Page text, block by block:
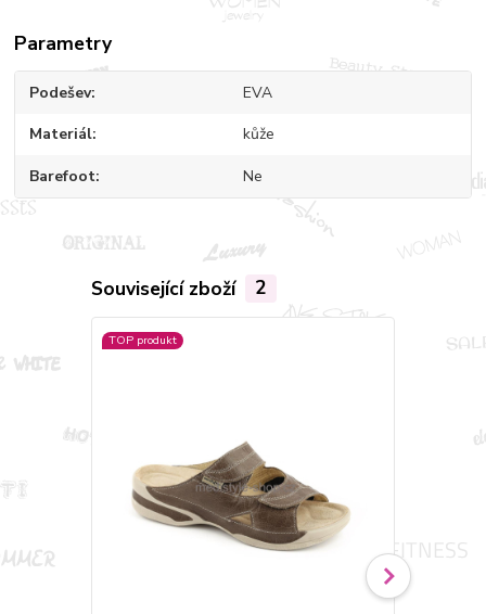
Parametry
Podešev EVA
Materiál kůže
Barefoot Ne
Související zboží 2
TOP produkt TOP produkt